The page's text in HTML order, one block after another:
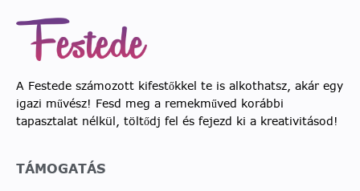
A Festede számozott kifestőkkel te is alkothatsz, akár egy
igazi művész! Fesd meg a remekműved korábbi
tapasztalat nélkül, töltődj fel és fejezd ki a kreativitásod!
TÁMOGATÁS